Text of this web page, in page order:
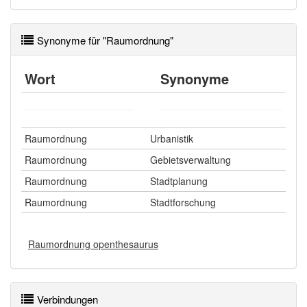
Synonyme für "Raumordnung"
Wort Synonyme
Raumordnung
Urbanistik
Raumordnung
Gebietsverwaltung
Raumordnung
Stadtplanung
Raumordnung
Stadtforschung
Raumordnung openthesaurus
Verbindungen